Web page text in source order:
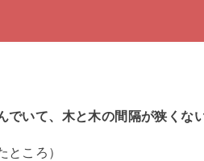
でいて、木と木の間隔が狭くな
ころ）